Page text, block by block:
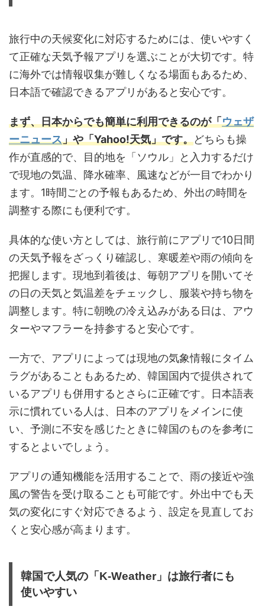
旅行中の天候変化に対応するためには、使いやすく
て正確な天気予報アプリを選ぶことが大切です。特
に海外では情報収集が難しくなる場面もあるため、
日本語で確認できるアプリがあると安心です。
まず、日本からでも簡単に利用できるのが「ウェザ
ーニュース」や「Yahoo!天気」です。どちらも操
作が直感的で、目的地を「ソウル」と入力するだけ
で現地の気温、降水確率、風速などが一目でわかり
ます。1時間ごとの予報もあるため、外出の時間を
調整する際にも便利です。
具体的な使い方としては、旅行前にアプリで10日間
の天気予報をざっくり確認し、寒暖差や雨の傾向を
把握します。現地到着後は、毎朝アプリを開いてそ
の日の天気と気温差をチェックし、服装や持ち物を
調整します。特に朝晩の冷え込みがある日は、アウ
ターやマフラーを持参すると安心です。
一方で、アプリによっては現地の気象情報にタイム
ラグがあることもあるため、韓国国内で提供されて
いるアプリも併用するとさらに正確です。日本語表
示に慣れている人は、日本のアプリをメインに使
い、予測に不安を感じたときに韓国のものを参考に
するとよいでしょう。
アプリの通知機能を活用することで、雨の接近や強
風の警告を受け取ることも可能です。外出中でも天
気の変化にすぐ対応できるよう、設定を見直してお
くと安心感が高まります。
韓国で人気の「K-Weather」は旅行者にも
使いやすい